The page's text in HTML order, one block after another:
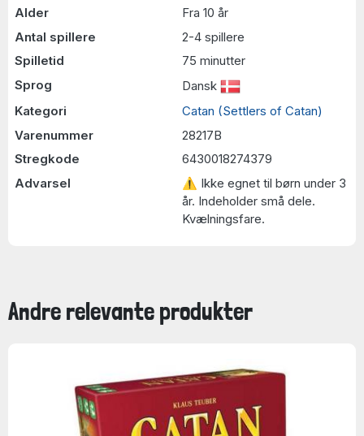
Alder
Fra 10 år
Antal spillere
2-4 spillere
Spilletid
75 minutter
Sprog
Dansk
Kategori
Catan (Settlers of Catan)
Varenummer
28217B
Stregkode
6430018274379
Advarsel
⚠ Ikke egnet til børn under 3
år. Indeholder små dele.
Kvælningsfare.
Andre relevante produkter